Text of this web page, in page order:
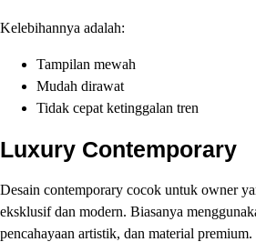
Kelebihannya adalah:
Tampilan mewah
Mudah dirawat
Tidak cepat ketinggalan tren
Luxury Contemporary
Desain contemporary cocok untuk owner
eksklusif dan modern. Biasanya
pencahayaan artistik, dan material premium.